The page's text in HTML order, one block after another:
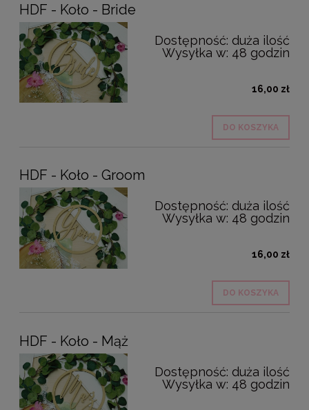
HDF - Koło - Bride
Dostępność: duża ilość
Wysyłka w: 48 godzin
16,00 zł
DO KOSZYKA
HDF - Koło - Groom
Dostępność: duża ilość
Wysyłka w: 48 godzin
16,00 zł
DO KOSZYKA
HDF - Koło - Mąż
Dostępność: duża ilość
Wysyłka w: 48 godzin